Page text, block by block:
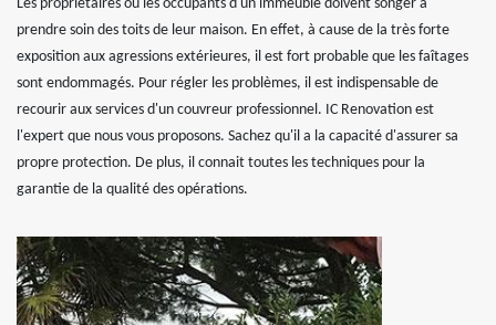
Les propriétaires ou les occupants d'un immeuble doivent songer à
prendre soin des toits de leur maison. En effet, à cause de la très forte
exposition aux agressions extérieures, il est fort probable que les faîtages
sont endommagés. Pour régler les problèmes, il est indispensable de
recourir aux services d'un couvreur professionnel. IC Renovation est
l'expert que nous vous proposons. Sachez qu'il a la capacité d'assurer sa
propre protection. De plus, il connait toutes les techniques pour la
garantie de la qualité des opérations.